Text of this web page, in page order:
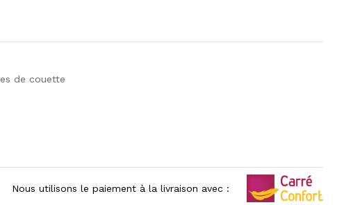
de couette
Nous utilisons le paiement à la livraison avec :